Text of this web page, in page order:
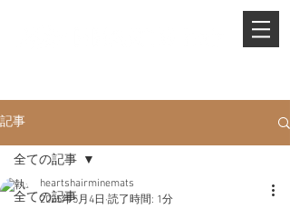
記事
全ての記事
全ての記事
heartshairminemats
2025年5月4日 読了時間: 1分